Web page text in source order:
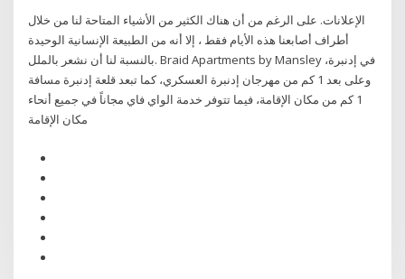
الإعلانات. على الرغم من أن هناك الكثير من الأشياء المتاحة لنا من خلال
أطراف أصابعنا هذه الأيام فقط ، إلا أنه من الطبيعة الإنسانية الوحيدة
بالنسبة لنا أن نشعر بالملل. Braid Apartments by Mansley في إدنبرة،
وعلى بعد 1 كم من مهرجان إدنبرة العسكري، كما تبعد قلعة إدنبرة مسافة
1 كم من مكان الإقامة، فيما تتوفر خدمة الواي فاي مجاناً في جميع أنحاء
مكان الإقامة